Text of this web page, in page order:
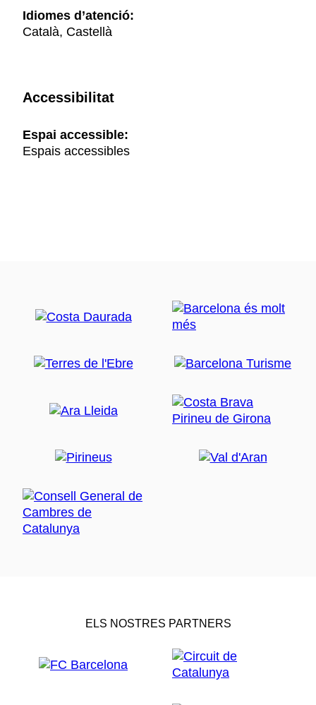
Idiomes d’atenció:
Català, Castellà
Accessibilitat
Espai accessible:
Espais accessibles
ELS NOSTRES PARTNERS